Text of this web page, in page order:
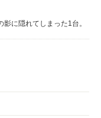
に隠れてしまった1台。